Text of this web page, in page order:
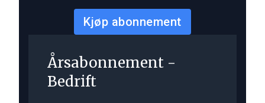
Kjøp abonnement
Årsabonnement -
Bedrift